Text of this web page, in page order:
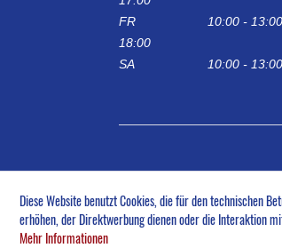
FR
10:00 -
18:00
SA
10:00 - 13:00
Diese Website benutzt Cookies, die für den technischen
erhöhen, der Direktwerbung dienen oder die Interaktion
Mehr Informationen